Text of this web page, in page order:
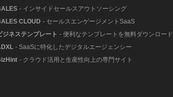
- インサイドセールスアウトソーシング
CLOUD - セールスエンゲージメントSaaS
ジネステンプレート - 便利なテンプレートを無料ダウンロード
- SaaSに特化したデジタルエージェンシー
- クラウド活用と生産性向上の専門サイト